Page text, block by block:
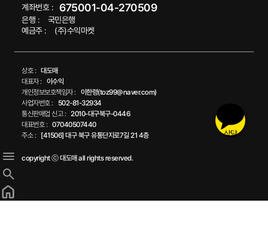
상담
계좌번호 : 675001-04-270509
은행 :
국민은행
예금주 :
(주)수익마켓
상호 : 대도매
대표자 :
이수익
개인정보보호책임자 :
이한령(toz99@naver.com)
사업자번호 :
502-81-32934
통신판매업 신고 : 2010-대구북구-0446
대표번호 : 07040507440
주소 :
[41506] 대구 북구 유통단지로7길 21 4층
copyright ⓒ 대도매 all rights reserved.